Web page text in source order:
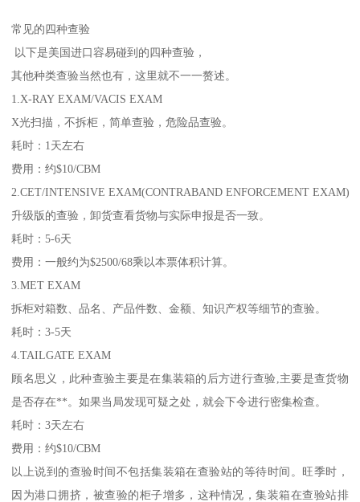
常见的四种查验
以下是美国进口容易碰到的四种查验，
其他种类查验当然也有，这里就不一一赘述。
1.X-RAY EXAM/VACIS EXAM
X光扫描，不拆柜，简单查验，危险品查验。
耗时：1天左右
费用：约$10/CBM
2.CET/INTENSIVE EXAM(CONTRABAND ENFORCEMENT EXAM)
升级版的查验，卸货查看货物与实际申报是否一致。
耗时：5-6天
费用：一般约为$2500/68乘以本票体积计算。
3.MET EXAM
拆柜对箱数、品名、产品件数、金额、知识产权等细节的查验。
耗时：3-5天
4.TAILGATE EXAM
顾名思义，此种查验主要是在集装箱的后方进行查验,主要是查货物
是否存在**。如果当局发现可疑之处，就会下令进行密集检查。
耗时：3天左右
费用：约$10/CBM
以上说到的查验时间不包括集装箱在查验站的等待时间。旺季时，
因为港口拥挤，被查验的柜子增多，这种情况，集装箱在查验站排